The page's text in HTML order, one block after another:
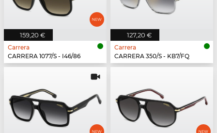
159,20 €
Carrera
CARRERA 1077/S - I46/86
127,20 €
Carrera
CARRERA 350/S - KB7/FQ